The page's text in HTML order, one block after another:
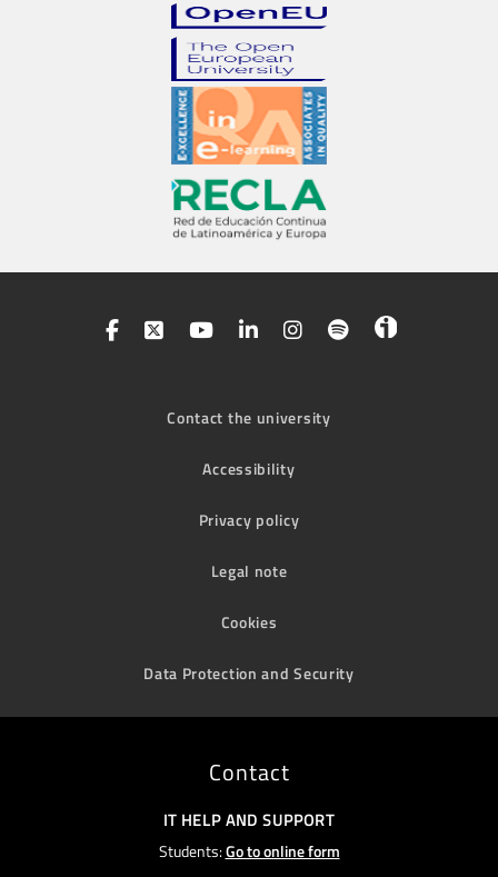
Contact the university
Accessibility
Privacy policy
Legal note
Cookies
Data Protection and Security
Contact
IT HELP AND SUPPORT
Students:Go to online form